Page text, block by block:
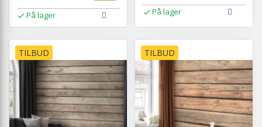
På lager På lager
TILBUD TILBUD